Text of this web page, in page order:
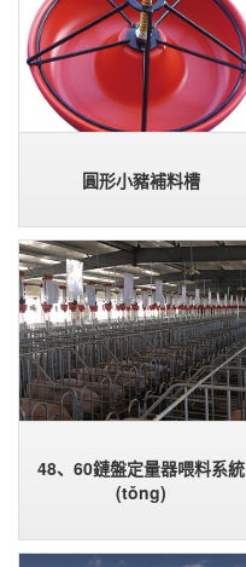
圓形小豬補料槽
48、60鏈盤定量器喂料系統
(tǒng)